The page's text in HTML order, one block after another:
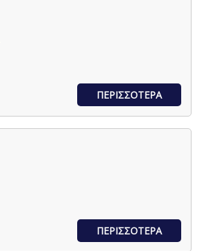
ΠΕΡΙΣΣΟΤΕΡΑ
ΠΕΡΙΣΣΟΤΕΡΑ